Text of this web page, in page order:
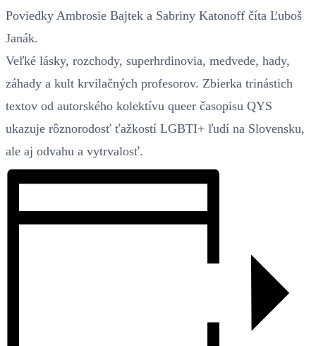
Poviedky Ambrosie Bajtek a Sabriny Katonoff číta Ľuboš
Janák.
Veľké lásky, rozchody, superhrdinovia, medvede, hady,
záhady a kult krvilačných profesorov. Zbierka trinástich
textov od autorského kolektívu queer časopisu QYS
ukazuje rôznorodosť ťažkostí LGBTI+ ľudí na Slovensku,
ale aj odvahu a vytrvalosť.